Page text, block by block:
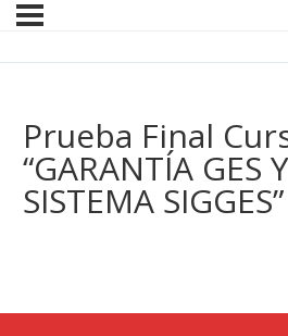
Prueba Final
“GARANTÍA GES
SISTEMA SIGGES”